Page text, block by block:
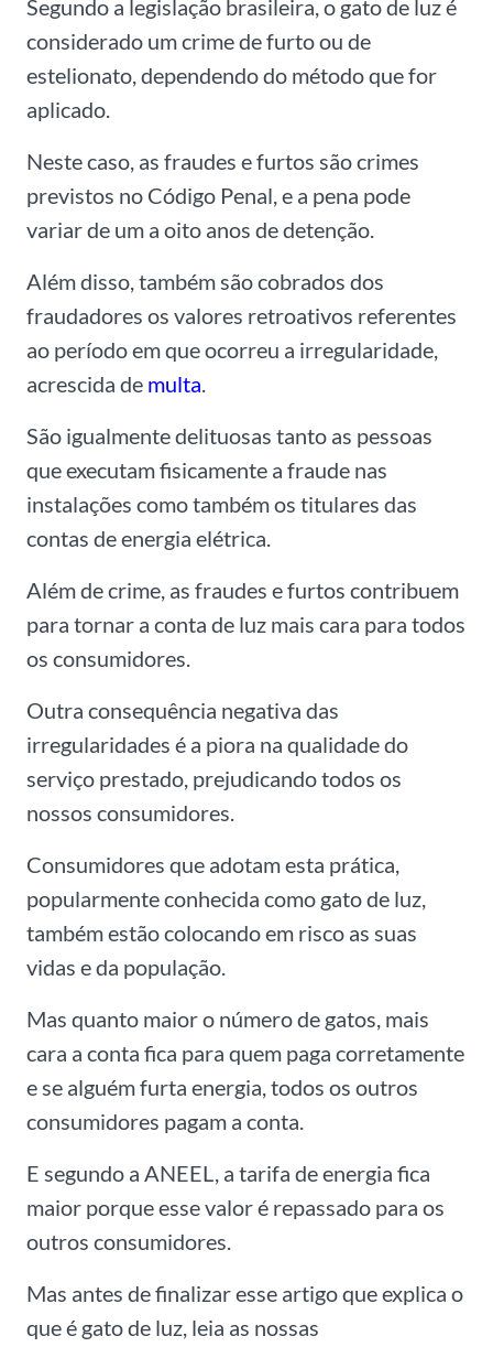
Segundo a legislação brasileira, o gato de luz é
considerado um crime de furto ou de
estelionato, dependendo do método que for
aplicado.
Neste caso, as fraudes e furtos são crimes
previstos no Código Penal, e a pena pode
variar de um a oito anos de detenção.
Além disso, também são cobrados dos
fraudadores os valores retroativos referentes
ao período em que ocorreu a irregularidade,
acrescida de multa.
São igualmente delituosas tanto as pessoas
que executam fisicamente a fraude nas
instalações como também os titulares das
contas de energia elétrica.
Além de crime, as fraudes e furtos contribuem
para tornar a conta de luz mais cara para todos
os consumidores.
Outra consequência negativa das
irregularidades é a piora na qualidade do
serviço prestado, prejudicando todos os
nossos consumidores.
Consumidores que adotam esta prática,
popularmente conhecida como gato de luz,
também estão colocando em risco as suas
vidas e da população.
Mas quanto maior o número de gatos, mais
cara a conta fica para quem paga corretamente
e se alguém furta energia, todos os outros
consumidores pagam a conta.
E segundo a ANEEL, a tarifa de energia fica
maior porque esse valor é repassado para os
outros consumidores.
Mas antes de finalizar esse artigo que explica o
que é gato de luz, leia as nossas